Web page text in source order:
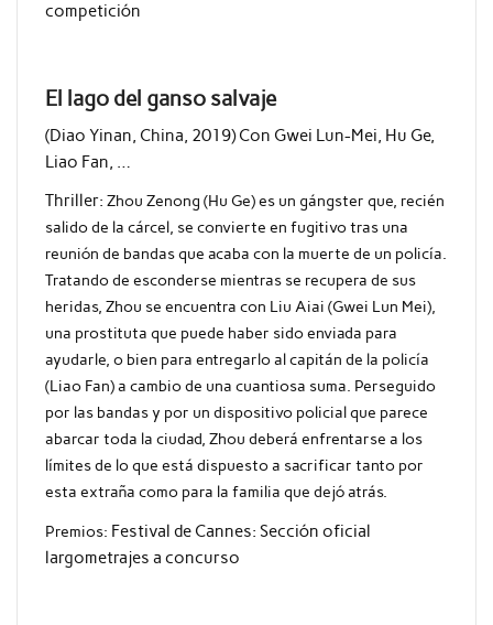
competición
El lago del ganso salvaje
(Diao Yinan, China, 2019) Con Gwei Lun-Mei, Hu Ge,
Liao Fan, …
Thriller: Zhou Zenong (Hu Ge) es un gángster que, recién
salido de la cárcel, se convierte en fugitivo tras una
reunión de bandas que acaba con la muerte de un policía.
Tratando de esconderse mientras se recupera de sus
heridas, Zhou se encuentra con Liu Aiai (Gwei Lun Mei),
una prostituta que puede haber sido enviada para
ayudarle, o bien para entregarlo al capitán de la policía
(Liao Fan) a cambio de una cuantiosa suma. Perseguido
por las bandas y por un dispositivo policial que parece
abarcar toda la ciudad, Zhou deberá enfrentarse a los
límites de lo que está dispuesto a sacrificar tanto por
esta extraña como para la familia que dejó atrás.
Premios: Festival de Cannes: Sección oficial
largometrajes a concurso